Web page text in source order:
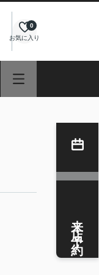
お気に入り
0
来店予約